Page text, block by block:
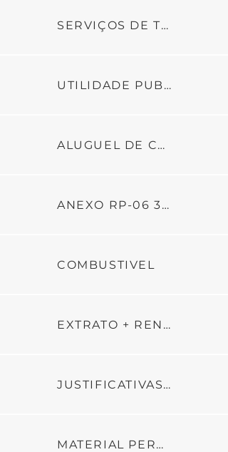
SERVIÇOS DE TERCEIROS
UTILIDADE PUBLICA
ALUGUEL DE CARRO
ANEXO RP-06 3ª PARCELA - REFEITO 16.07.24
COMBUSTIVEL
EXTRATO + RENDIMENTOS + DEVOLUÇÃO
JUSTIFICATIVAS NOTAS + FOTOS
MATERIAL PERMANENTEPDF